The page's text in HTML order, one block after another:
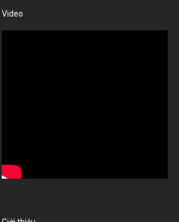
Video